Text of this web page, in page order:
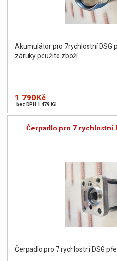
Akumulátor pro 7rychlostní DSG
záruky použité zboží
1 790Kč
bez DPH 1 479 Kč
Čerpadlo pro 7 rychlostní
Čerpadlo pro 7 rychlostní DSG